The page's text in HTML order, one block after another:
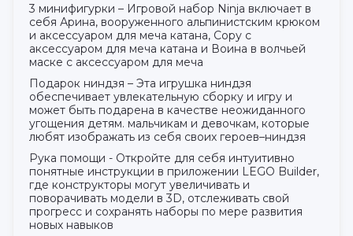
3 минифигурки – Игровой набор Ninja включает в
себя Арина, вооруженного альпинистским крюком
и аксессуаром для меча катана, Сору с
аксессуаром для меча катана и Воина в волчьей
маске с аксессуаром для меча
Подарок ниндзя – Эта игрушка ниндзя
обеспечивает увлекательную сборку и игру и
может быть подарена в качестве неожиданного
угощения детям. мальчикам и девочкам, которые
любят изображать из себя своих героев–ниндзя
Рука помощи - Откройте для себя интуитивно
понятные инструкции в приложении LEGO Builder,
где конструкторы могут увеличивать и
поворачивать модели в 3D, отслеживать свой
прогресс и сохранять наборы по мере развития
новых навыков